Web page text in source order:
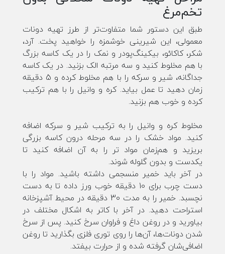
تخم‌مرغ
طبق این دستور شما متفاوت‌تر از طرز تهیه دونات
معمولی، این شیرینی خوشمزه را خواهید پخت. آرد،
شکر، کاکائو، بیکینگ‌پودر و نمک را در یک کاسه بزرگ
با هم مخلوط کنید و سه مرتبه الک بزنید. در یک کاسه
جداگانه، شیر و سرکه را با هم مخلوط کرده و 5 دقیقه
زمان دهید تا عمل بیاید. کره و وانیل را با هم ترکیب
کرده و خوب هم بزنید.
مخلوط کره و وانیل را به ترکیب شیر و سرکه اضافه
کنید. مواد خشک را در سه مرحله درون کاسه بزرگی
بریزید و هم‌زمان مواد تر را به آن اضافه کنید تا
یکدست و بدون گلوله شوند.
در آخر باید خمیر منسجمی داشته باشید. مواد را با
دست چرب برای 10 دقیقه خوب ورز داده تا به دست
نچسبد. خمیر را به مدت 30 دقیقه در محیط آشپزخانه
استراحت دهید. در آخر با کاتر به اشکال مختلف در
بیاورید و در روغن داغ و فراوان سرخ کنید. پس از سرخ
شدن دونات‌ها، آن‌ها را روی توری فلزی بگذارید تا روغن
اضافی‌شان گرفته شده و از حرارت بیفتد.